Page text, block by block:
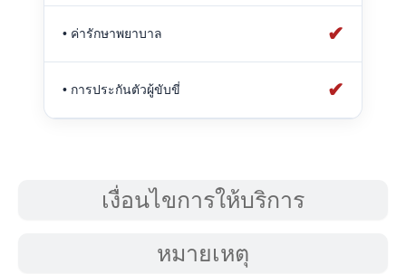
เงื่อนไขการให้บริการ
หมายเหตุ
• ค่ารักษาพยาบาล ✔
• การประกันตัวผู้ขับขี่ ✔